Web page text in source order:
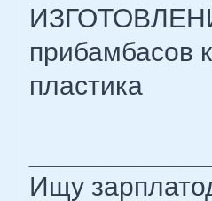
прибамбасов
пластика
Ищу